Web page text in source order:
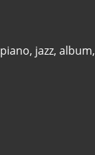
piano, jazz, album,